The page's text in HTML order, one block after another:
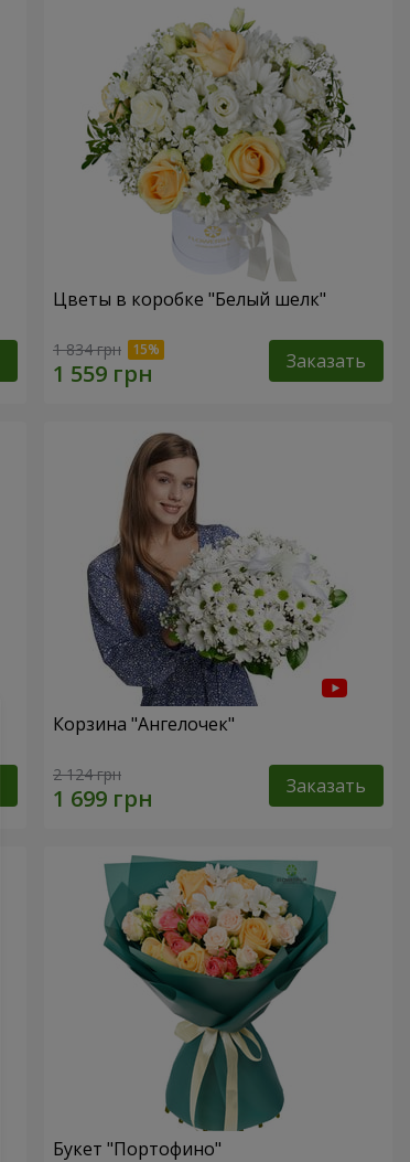
Цветы в коробке "Белый шелк"
1 834 грн Заказать
Корзина "Ангелочек"
2 124 грн Заказать
Букет "Портофино"